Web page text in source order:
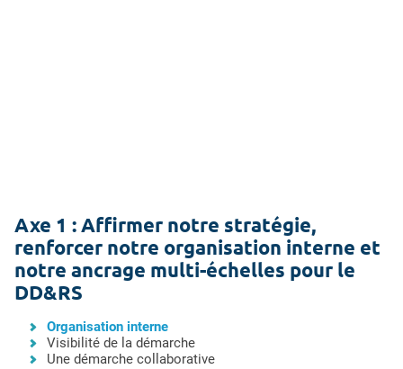
Axe 1 : Affirmer notre stratégie,
renforcer notre organisation interne et
notre ancrage multi-échelles pour le
DD&RS
Organisation interne
Visibilité de la démarche
Une démarche collaborative